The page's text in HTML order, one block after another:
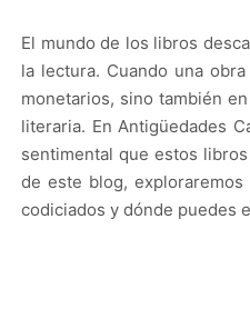
El mundo de los libros
la lectura. Cuando una
monetarios, sino también
literaria. En Antigüedades
sentimental que estos
de este blog,
codiciados y dónde puedes